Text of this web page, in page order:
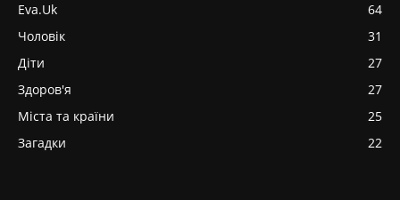
Eva.Uk
64
Чоловік
31
Діти
27
Здоров'я
27
Міста та країни
25
Загадки
22